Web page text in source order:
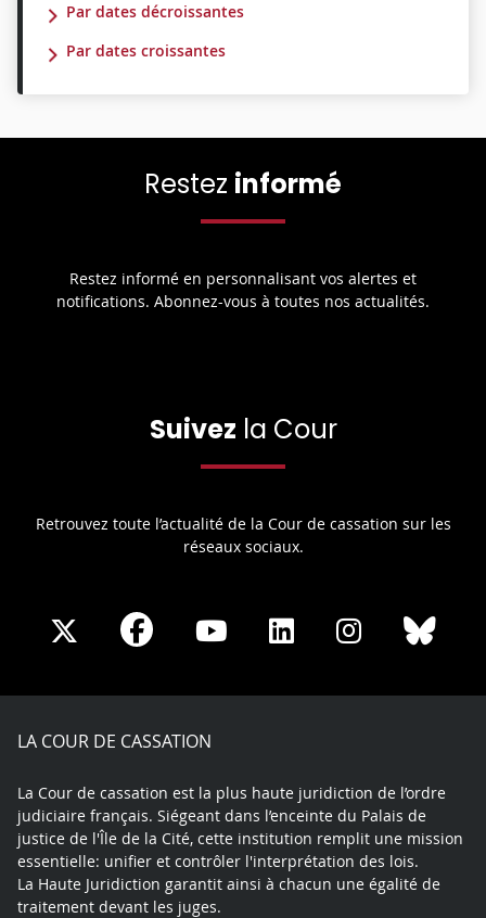
Par dates décroissantes
Par dates croissantes
Restez informé
Restez informé en personnalisant vos alertes et
notifications. Abonnez-vous à toutes nos actualités.
Suivez la Cour
Retrouvez toute l’actualité de la Cour de cassation sur les
réseaux sociaux.
Share
X
Share
Facebook
Share
Youtube
Share
LinkedIn
Share
Instagram
LA COUR DE CASSATION
La Cour de cassation est la plus haute juridiction de l’ordre
judiciaire français. Siégeant dans l’enceinte du Palais de
justice de l'Île de la Cité, cette institution remplit une mission
essentielle: unifier et contrôler l'interprétation des lois.
La Haute Juridiction garantit ainsi à chacun une égalité de
traitement devant les juges.